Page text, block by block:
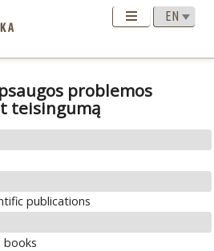
problemos
teisingumą
publications
books